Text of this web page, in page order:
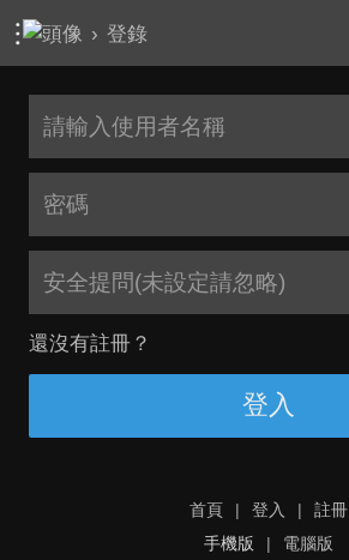
› 登錄
安全提問(未設定請忽略)
還沒有註冊？
登入
首頁 | 登入 |
註冊
手機版
| 電腦版